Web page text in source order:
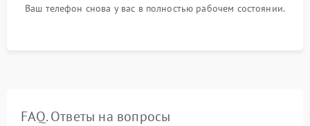
Ваш телефон снова у вас в полностью рабочем состоянии.
FAQ. Ответы на вопросы